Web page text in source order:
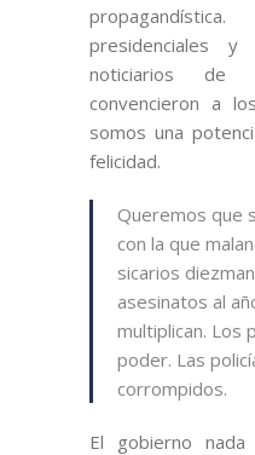
presidenciales y
noticiarios de
convencieron a
somos una
felicidad.
Queremos que
con la que
sicarios
asesinatos al
multiplican. Los
poder. Las
corrompidos.
El gobierno